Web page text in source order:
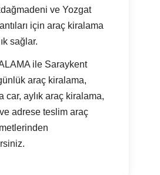
ve Yozgat
için araç kiralama
sağlar.
ile Saraykent
araç kiralama,
car, aylık araç kiralama,
adrese teslim araç